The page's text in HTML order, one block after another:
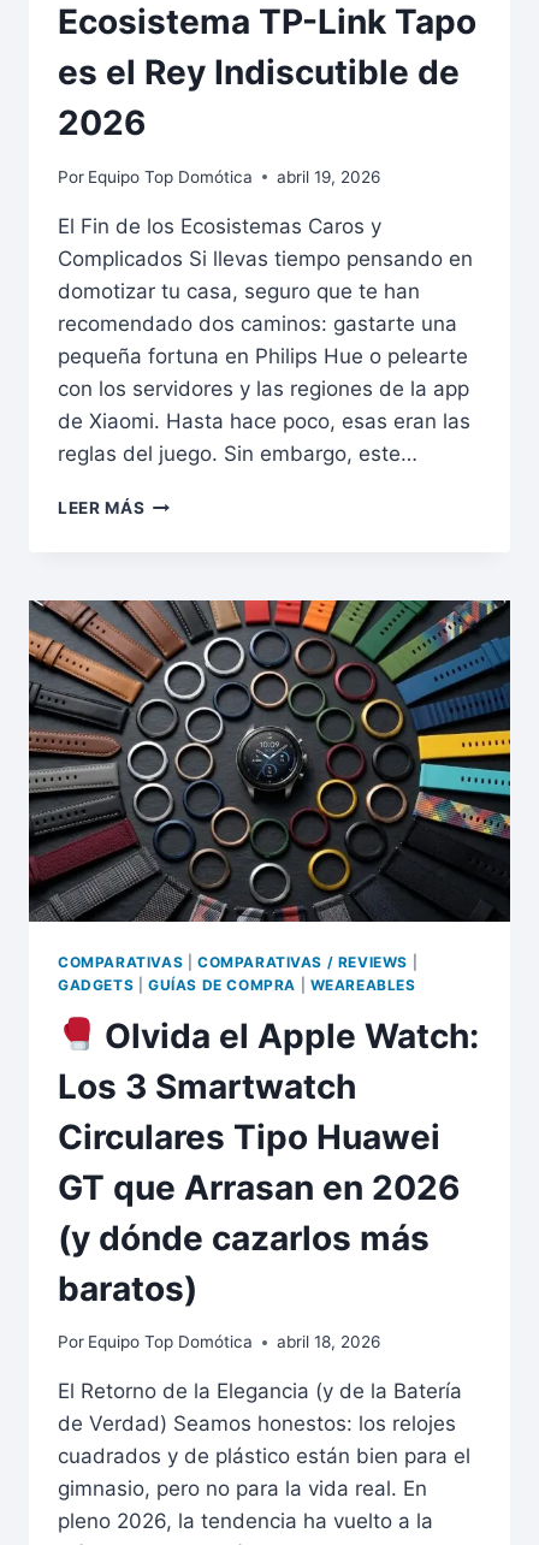
Ecosistema TP-Link Tapo
es el Rey Indiscutible de
2026
Por Equipo Top Domótica abril 19, 2026
El Fin de los Ecosistemas Caros y
Complicados Si llevas tiempo pensando en
domotizar tu casa, seguro que te han
recomendado dos caminos: gastarte una
pequeña fortuna en Philips Hue o pelearte
con los servidores y las regiones de la app
de Xiaomi. Hasta hace poco, esas eran las
reglas del juego. Sin embargo, este…
LEER MÁS
Y
PHILIPS?
POR
QUÉ
EL
ECOSISTEMA
TP-
LINK
TAPO
ES
EL
REY
INDISCUTIBLE
2026
COMPARATIVAS COMPARATIVAS / REVIEWS
GADGETS
GUÍAS DE COMPRA WEAREABLES
Olvida el Apple Watch:
Los 3 Smartwatch
Circulares Tipo Huawei
GT que Arrasan en 2026
(y dónde cazarlos más
baratos)
Por Equipo Top Domótica abril 18, 2026
El Retorno de la Elegancia (y de la Batería
de Verdad) Seamos honestos: los relojes
cuadrados y de plástico están bien para el
gimnasio, pero no para la vida real. En
pleno 2026, la tendencia ha vuelto a la